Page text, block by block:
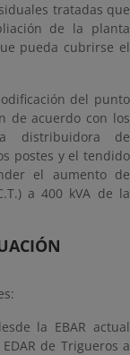
tratadas que
de la planta
pueda cubrirse el
del punto
de acuerdo con los
distribuidora de
postes y el tendido
el aumento de
a 400 kVA de la
la EBAR actual
de Trigueros a